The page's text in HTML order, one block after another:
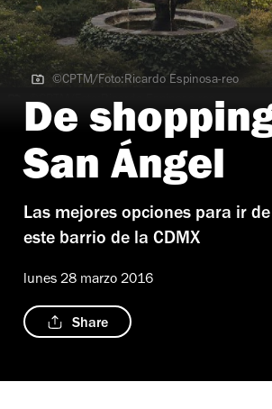
©CPTM/Foto:Ricardo Espinosa-reo
©CPTM/Foto:Ricardo Espinosa-reo
De
San Ángel
Las mejores opciones para ir
este barrio de la CDMX
lunes 28 marzo 2016
Share